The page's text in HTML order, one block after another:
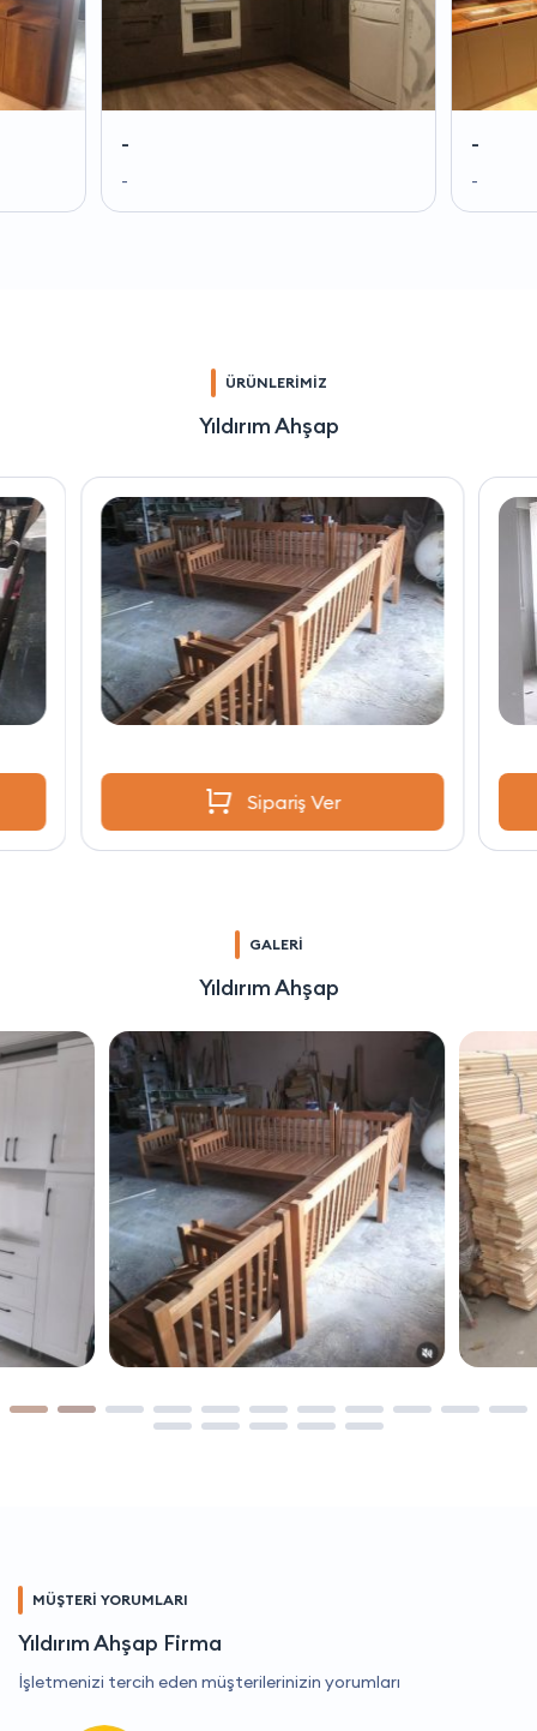
-
-
-
-
ÜRÜNLERİMİZ
Yıldırım Ahşap
Sipariş Ver
GALERİ
Yıldırım Ahşap
MÜŞTERİ YORUMLARI
Yıldırım Ahşap Firma
İşletmenizi tercih eden müşterilerinizin yorumları